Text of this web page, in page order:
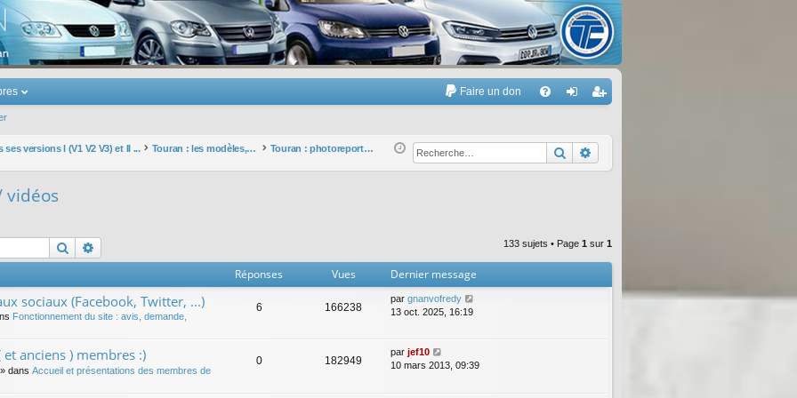
Touran
Faire un don
Q ne
xi
nr
eg
r
versions I (V1 V2 V3) et II ... Touran : les modèles, les prix, les achats, les options, ... Touran : photoreportages / vidéos Rechercher
vidéos
Rechercher 133 sujets • Page 1 sur 1
Réponses Vues Dernier message
sociaux (Facebook, Twitter, ...)
Fonctionnement du site : avis, demande,
6 166238
par gnanvofredy
13 oct. 2025, 16:19
anciens ) membres :)
» dans Accueil et présentations des membres de
0 182949
par jef10
10 mars 2013, 09:39